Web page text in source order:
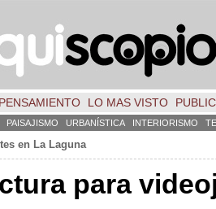
PENSAMIENTO LO MAS VISTO
PAISAJISMO URBANÍSTICA INTERIORISMO
en La Laguna
para